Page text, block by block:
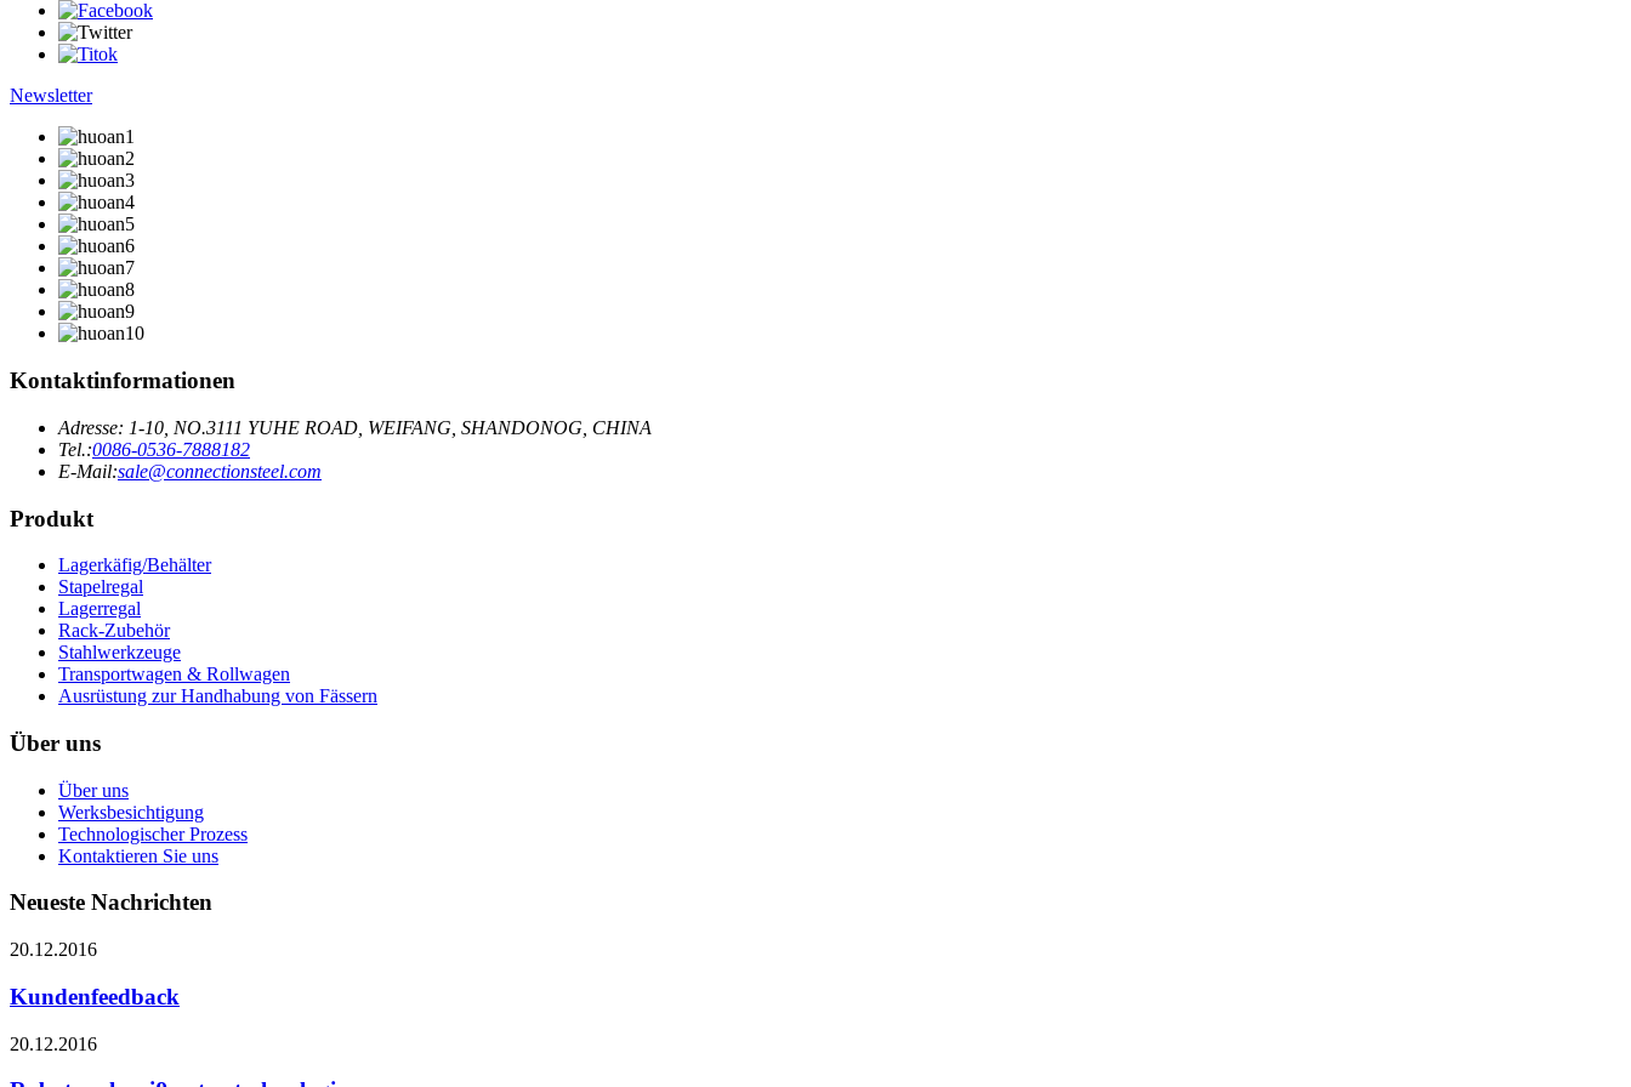
Newsletter
Kontaktinformationen
Adresse: 1-10, NO.3111 YUHE ROAD, WEIFANG, SHANDONOG, CHINA
Tel.:0086-0536-7888182
E-Mail:sale@connectionsteel.com
Produkt
Lagerkäfig/Behälter
Stapelregal
Lagerregal
Rack-Zubehör
Stahlwerkzeuge
Transportwagen & Rollwagen
Ausrüstung zur Handhabung von Fässern
Über uns
Über uns
Werksbesichtigung
Technologischer Prozess
Kontaktieren Sie uns
Neueste Nachrichten
20.12.2016
Kundenfeedback
20.12.2016